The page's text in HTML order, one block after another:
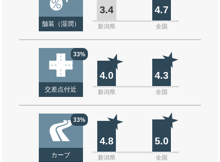
舗装（湿潤）
3.4 4.7
新潟県 全国
33%
交差点付近
4.0 4.3
新潟県 全国
33%
カーブ
4.8 5.0
新潟県 全国